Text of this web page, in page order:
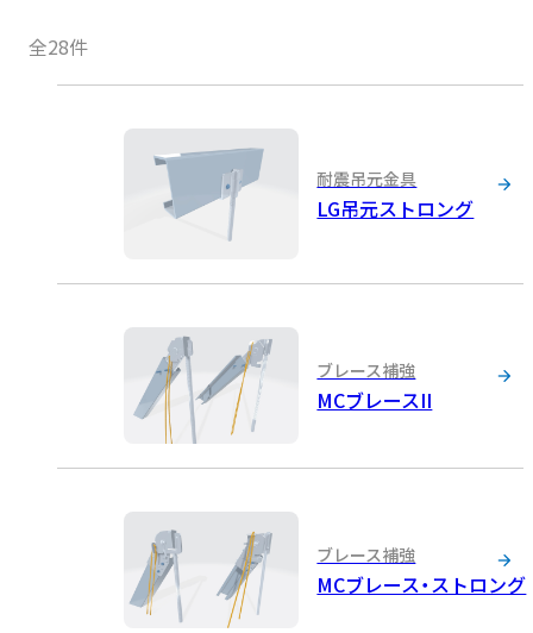
全28件
耐震吊元金具
LG吊元ストロング
ブレース補強
MCブレースII
ブレース補強
MCブレース・ストロング